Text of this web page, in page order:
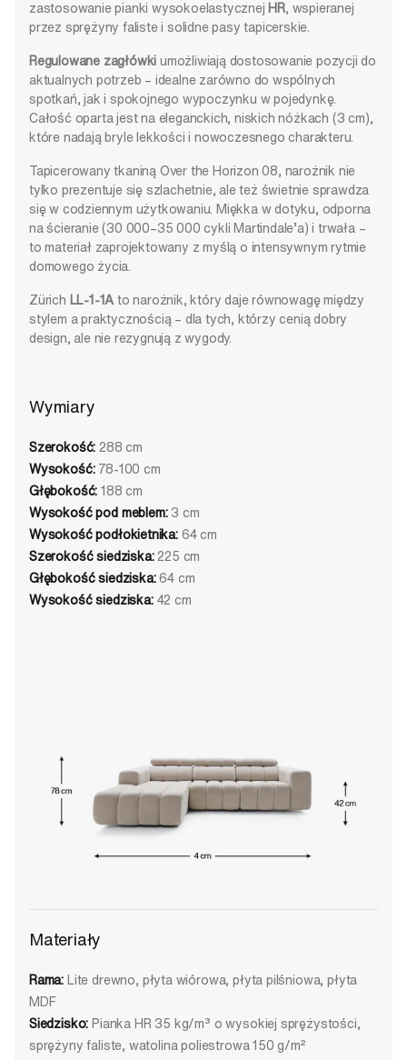
zastosowanie pianki wysokoelastycznej HR, wspieranej
przez sprężyny faliste i solidne pasy tapicerskie.
Regulowane zagłówki umożliwiają dostosowanie pozycji do
aktualnych potrzeb – idealne zarówno do wspólnych
spotkań, jak i spokojnego wypoczynku w pojedynkę.
Całość oparta jest na eleganckich, niskich nóżkach (3 cm),
które nadają bryle lekkości i nowoczesnego charakteru.
Tapicerowany tkaniną Over the Horizon 08, narożnik nie
tylko prezentuje się szlachetnie, ale też świetnie sprawdza
się w codziennym użytkowaniu. Miękka w dotyku, odporna
na ścieranie (30 000–35 000 cykli Martindale’a) i trwała –
to materiał zaprojektowany z myślą o intensywnym rytmie
domowego życia.
Zürich LL-1-1Ato narożnik, który daje równowagę między
stylem a praktycznością – dla tych, którzy cenią dobry
design, ale nie rezygnują z wygody.
Wymiary
Szerokość: 288 cm
Wysokość: 78-100 cm
Głębokość:188 cm
Wysokość pod meblem: 3 cm
Wysokość podłokietnika: 64 cm
Szerokość siedziska: 225 cm
Głębokość siedziska:64 cm
Wysokość siedziska: 42 cm
Materiały
Rama:
Lite drewno, płyta wiórowa, płyta pilśniowa, płyta
MDF
Siedzisko: Pianka HR 35 kg/m³ o wysokiej sprężystości,
sprężyny faliste, watolina poliestrowa 150 g/m²